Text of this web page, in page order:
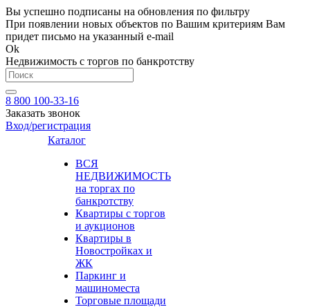
Вы успешно подписаны на обновления по фильтру
При появлении новых объектов по Вашим критериям Вам
придет письмо на указанный e-mail
Ok
Недвижимость с торгов по банкротству
8 800 100-33-16
Заказать звонок
Вход/регистрация
Каталог
ВСЯ
НЕДВИЖИМОСТЬ
на торгах по
банкротству
Квартиры с торгов
и аукционов
Квартиры в
Новостройках и
ЖК
Паркинг и
машиноместа
Торговые площади